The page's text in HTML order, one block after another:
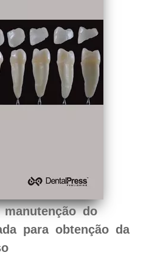
do
para obtenção da